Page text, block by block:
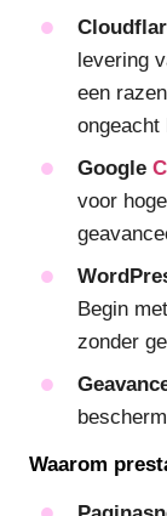
levering
een
ongeacht
Google
voor
Begin
zonder
Waarom